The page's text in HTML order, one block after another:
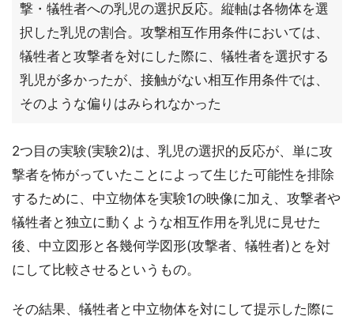
撃・犠牲者への乳児の選択反応。縦軸は各物体を選
択した乳児の割合。攻撃相互作用条件においては、
犠牲者と攻撃者を対にした際に、犠牲者を選択する
乳児が多かったが、接触がない相互作用条件では、
そのような偏りはみられなかった
2つ目の実験(実験2)は、乳児の選択的反応が、単に攻
撃者を怖がっていたことによって生じた可能性を排除
するために、中立物体を実験1の映像に加え、攻撃者や
犠牲者と独立に動くような相互作用を乳児に見せた
後、中立図形と各幾何学図形(攻撃者、犠牲者)とを対
にして比較させるというもの。
その結果、犠牲者と中立物体を対にして提示した際に